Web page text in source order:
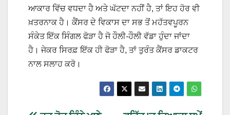
ਆਕਾਰ ਵਿੱਚ ਵਧਦਾ ਹੈ ਅਤੇ ਘੱਟਦਾ ਨਹੀਂ ਹੈ, ਤਾਂ ਇਹ ਹੋਰ ਵੀ
ਖ਼ਤਰਨਾਕ ਹੈ। ਕੈਂਸਰ ਦੇ ਵਿਕਾਸ ਦਾ ਸਭ ਤੋਂ ਮਹੱਤਵਪੂਰਨ
ਸੰਕੇਤ ਇੱਕ ਸਿੰਗਲ ਫੋੜਾ ਹੈ ਜੋ ਹੌਲੀ-ਹੌਲੀ ਵੱਡਾ ਹੁੰਦਾ ਜਾਂਦਾ
ਹੈ। ਜੇਕਰ ਸਿਰਫ਼ ਇੱਕ ਹੀ ਫੋੜਾ ਹੈ, ਤਾਂ ਤੁਰੰਤ ਕੈਂਸਰ ਡਾਕਟਰ
ਨਾਲ ਸਲਾਹ ਕਰੋ।